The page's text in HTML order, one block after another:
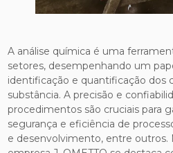
A análise química é uma
setores, desempenhando um
identificação e quantificação dos
substância. A precisão e
procedimentos são cruciais para
segurança e eficiência de
e desenvolvimento, entre outros.